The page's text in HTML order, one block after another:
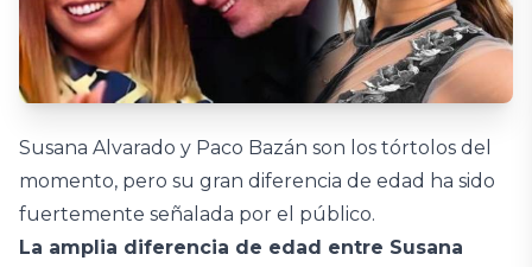
Susana Alvarado y Paco Bazán son los tórtolos del
momento, pero su gran diferencia de edad ha sido
fuertemente señalada por el público.
La amplia diferencia de edad entre Susana